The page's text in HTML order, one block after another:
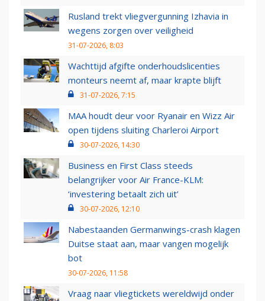
Rusland trekt vliegvergunning Izhavia in
wegens zorgen over veiligheid
31-07-2026, 8:03
Wachttijd afgifte onderhoudslicenties
monteurs neemt af, maar krapte blijft
31-07-2026, 7:15
MAA houdt deur voor Ryanair en Wizz Air
open tijdens sluiting Charleroi Airport
30-07-2026, 14:30
Business en First Class steeds
belangrijker voor Air France-KLM:
‘investering betaalt zich uit’
30-07-2026, 12:10
Nabestaanden Germanwings-crash klagen
Duitse staat aan, maar vangen mogelijk
bot
30-07-2026, 11:58
Vraag naar vliegtickets wereldwijd onder